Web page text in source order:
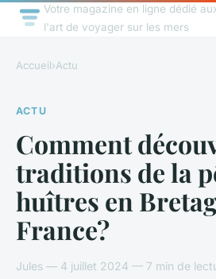
Votre magazine en ligne dédié
l'art de voyager sur les mers
Accueil›Actu
ACTU
Comment
traditions de la
huîtres en
France?
Jules — 4 juillet 2024 — 7 min de